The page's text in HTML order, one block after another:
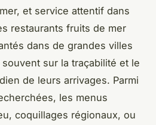
et service attentif dans
restaurants fruits de mer
dans de grandes villes
souvent sur la traçabilité et le
de leurs arrivages. Parmi
les menus
coquillages régionaux, ou